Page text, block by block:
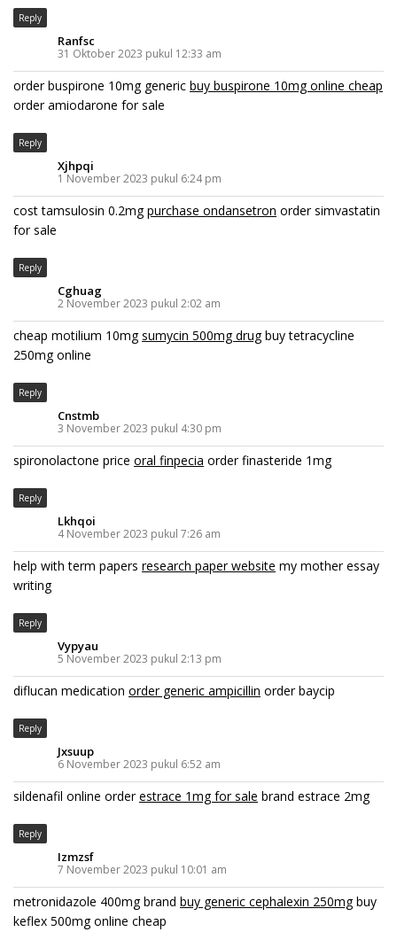
Reply
Ranfsc
31 Oktober 2023 pukul 12:33 am
order buspirone 10mg generic buy buspirone 10mg online cheap
order amiodarone for sale
Reply
Xjhpqi
1 November 2023 pukul 6:24 pm
cost tamsulosin 0.2mgpurchase ondansetron order simvastatin
for sale
Reply
Cghuag
2 November 2023 pukul 2:02 am
cheap motilium 10mgsumycin 500mg drugbuy tetracycline
250mg online
Reply
Cnstmb
3 November 2023 pukul 4:30 pm
spironolactone price oral finpecia order finasteride 1mg
Reply
Lkhqoi
4 November 2023 pukul 7:26 am
help with term papers research paper website my mother essay
writing
Reply
Vypyau
5 November 2023 pukul 2:13 pm
diflucan medication order generic ampicillin order baycip
Reply
Jxsuup
6 November 2023 pukul 6:52 am
sildenafil online orderestrace 1mg for sale brand estrace 2mg
Reply
Izmzsf
7 November 2023 pukul 10:01 am
metronidazole 400mg brand buy generic cephalexin 250mgbuy
keflex 500mg online cheap